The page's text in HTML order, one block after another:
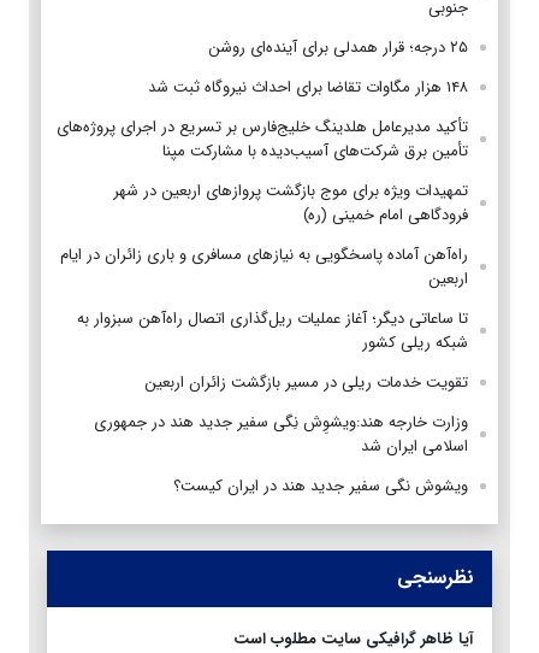
جنوبی
۲۵ درجه؛ قرار همدلی برای آینده‌ای روشن
۱۴۸ هزار مگاوات تقاضا برای احداث نیروگاه ثبت شد
تأکید مدیرعامل هلدینگ خلیج‌فارس بر تسریع در اجرای پروژه‌های
تأمین برق شرکت‌های آسیب‌دیده با مشارکت مپنا
تمهیدات ویژه برای موج بازگشت پروازهای اربعین در شهر
فرودگاهی امام خمینی (ره)
راه‌آهن آماده پاسخگویی به نیازهای مسافری و باری زائران در ایام
اربعین
تا ساعاتی دیگر؛ آغاز عملیات ریل‌گذاری اتصال راه‌آهن سبزوار به
شبکه ریلی کشور
تقویت خدمات ریلی در مسیر بازگشت زائران اربعین
وزارت خارجه هند:ویشوِش نِگی سفیر جدید هند در جمهوری
اسلامی ایران شد
ویشوش نگی سفیر جدید هند در ایران کیست؟
نظرسنجی
آیا ظاهر گرافیکی سایت مطلوب است